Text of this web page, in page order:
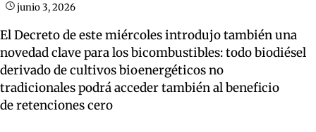
junio 3, 2026
El Decreto de este miércoles introdujo también una
novedad clave para los bicombustibles: todo biodiésel
derivado de cultivos bioenergéticos no
tradicionales podrá acceder también al beneficio
de retenciones cero